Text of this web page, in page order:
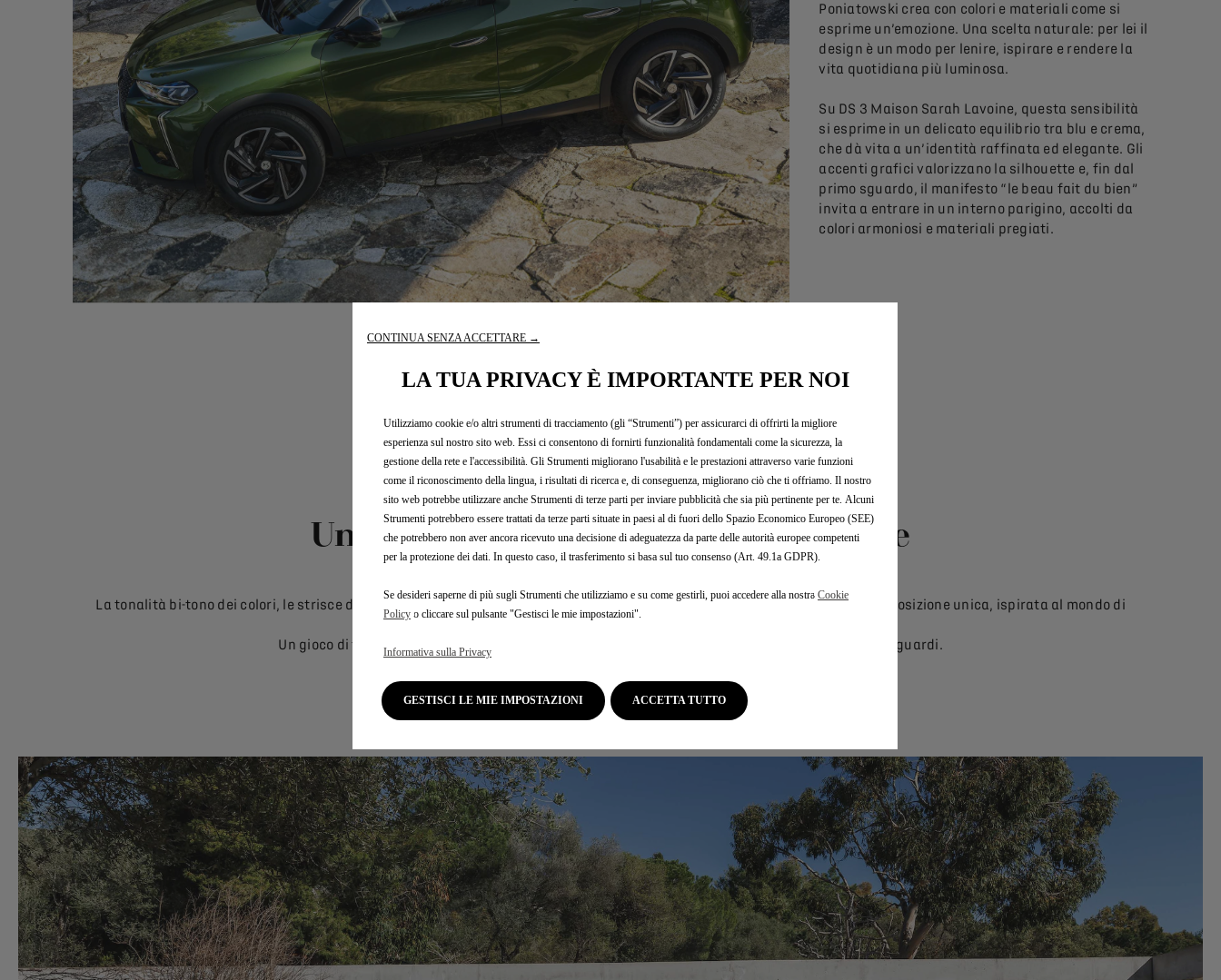
Poniatowski crea con colori e materiali come si
esprime un’emozione. Una scelta naturale: per lei il
design è un modo per lenire, ispirare e rendere la
vita quotidiana più luminosa.
Su DS 3 Maison Sarah Lavoine, questa sensibilità
si esprime in un delicato equilibrio tra blu e crema,
che dà vita a un’identità raffinata ed elegante. Gli
accenti grafici valorizzano la silhouette e, fin dal
primo sguardo, il manifesto “le beau fait du bien”
invita a entrare in un interno parigino, accolti da
colori armoniosi e materiali pregiati.
ESTERNI
Una silhouette dalla grafica elegante
La tonalità bi-tono dei colori, le strisce di color "Sarah Blue", come il badge finemente goffrato sul cofano formano una composizione unica, ispirata al mondo di
Maison Sarah Lavoine.
Un gioco di toni e linee che DS 3 indossa, diventando oggetto di design che cattura la luce e gli sguardi.
CONTINUA SENZA ACCETTARE →
LA TUA PRIVACY È IMPORTANTE PER NOI
Utilizziamo cookie e/o altri strumenti di tracciamento (gli “Strumenti”) per assicurarci di offrirti la migliore
esperienza sul nostro sito web. Essi ci consentono di fornirti funzionalità fondamentali come la sicurezza, la
gestione della rete e l'accessibilità. Gli Strumenti migliorano l'usabilità e le prestazioni attraverso varie funzioni
come il riconoscimento della lingua, i risultati di ricerca e, di conseguenza, migliorano ciò che ti offriamo. Il nostro
sito web potrebbe utilizzare anche Strumenti di terze parti per inviare pubblicità che sia più pertinente per te. Alcuni
Strumenti potrebbero essere trattati da terze parti situate in paesi al di fuori dello Spazio Economico Europeo (SEE)
che potrebbero non aver ancora ricevuto una decisione di adeguatezza da parte delle autorità europee competenti
per la protezione dei dati. In questo caso, il trasferimento si basa sul tuo consenso (Art. 49.1a GDPR).
Se desideri saperne di più sugli Strumenti che utilizziamo e su come gestirli, puoi accedere alla nostra Cookie
Policy o cliccare sul pulsante "Gestisci le mie impostazioni".
Informativa sulla Privacy
GESTISCI LE MIE IMPOSTAZIONI ACCETTA TUTTO